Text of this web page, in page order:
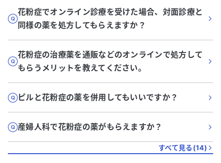
花粉症でオンライン診療を受けた場合、対面診療と
同様の薬を処方してもらえますか？
花粉症の治療薬を通販などのオンラインで処方して
もらうメリットを教えてください。
ピルと花粉症の薬を併用してもいいですか？
産婦人科で花粉症の薬がもらえますか？
すべて見る(14)